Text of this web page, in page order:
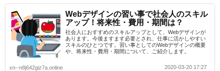
Webデザインの習い事で社会人のスキル
アップ！将来性・費用・期間は？
社会人におすすめのスキルアップとして、Webデザインが
あります。今後ますます必要とされ、仕事に活かしやすい
スキルのひとつです。習い事としてのWebデザインの概要
や、将来性・費用・期間について、ご紹介します。
xn--n8j642giz7a.online 2020-03-20 17:27